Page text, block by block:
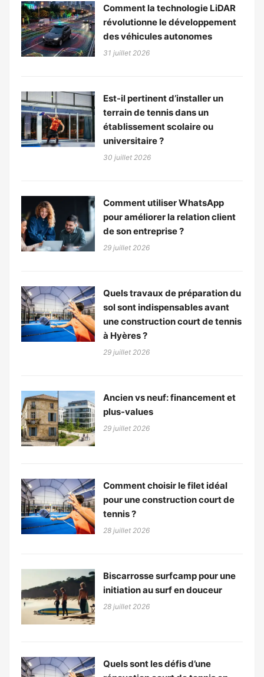
Comment la technologie LiDAR
révolutionne le développement
des véhicules autonomes
31 juillet 2026
Est-il pertinent d’installer un
terrain de tennis dans un
établissement scolaire ou
universitaire ?
30 juillet 2026
Comment utiliser WhatsApp
pour améliorer la relation client
de son entreprise ?
29 juillet 2026
Quels travaux de préparation du
sol sont indispensables avant
une construction court de tennis
à Hyères ?
29 juillet 2026
Ancien vs neuf: financement et
plus-values
29 juillet 2026
Comment choisir le filet idéal
pour une construction court de
tennis ?
28 juillet 2026
Biscarrosse surfcamp pour une
initiation au surf en douceur
28 juillet 2026
Quels sont les défis d’une